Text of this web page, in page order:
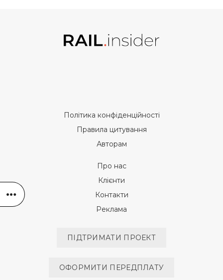
Політика конфіденційності
Правила цитування
Авторам
Про нас
Клієнти
Контакти
Реклама
ПІДТРИМАТИ ПРОЕКТ
ОФОРМИТИ ПЕРЕДПЛАТУ